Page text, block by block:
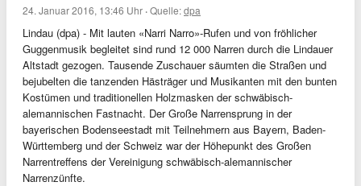
24. Januar 2016, 13:46 Uhr ·Quelle:dpa
Lindau (dpa) - Mit lauten «Narri Narro»-Rufen und von fröhlicher
Guggenmusik begleitet sind rund 12 000 Narren durch die Lindauer
Altstadt gezogen. Tausende Zuschauer säumten die Straßen und
bejubelten die tanzenden Hästräger und Musikanten mit den bunten
Kostümen und traditionellen Holzmasken der schwäbisch-
alemannischen Fastnacht. Der Große Narrensprung in der
bayerischen Bodenseestadt mit Teilnehmern aus Bayern, Baden-
Württemberg und der Schweiz war der Höhepunkt des Großen
Narrentreffens der Vereinigung schwäbisch-alemannischer
Narrenzünfte.